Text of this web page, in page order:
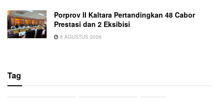
Porprov II Kaltara Pertandingkan 48 Cabor
Prestasi dan 2 Eksibisi
8 AGUSTUS 2026
Tag